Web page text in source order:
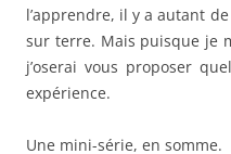
l’apprendre, il y a autant
sur terre. Mais puisque je
j’oserai vous proposer
expérience.
Une mini-série, en somme.